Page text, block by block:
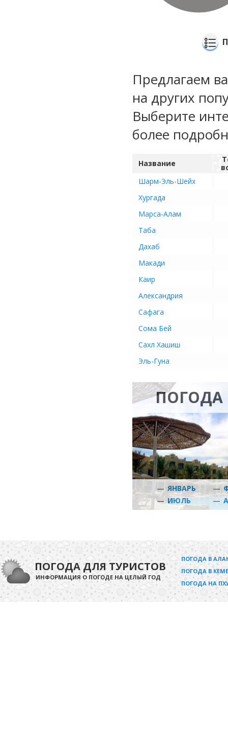
Предлагаем
на других
Выберите
более
Название
Шарм-Эль-Шейх
Хургада
Марса-Алам
Таба
Дахаб
Макади
Каир
Александрия
Сафага
Сома Бей
Сахл Хашиш
Эль-Гуна
ПОГОДА
— ЯНВАРЬ —
— ИЮЛЬ —
ПОГОДА ДЛЯ ТУРИСТОВ
ИНФОРМАЦИЯ О ПОГОДЕ НА ЦЕЛЫЙ ГОД
ПОГОДА В
ПОГОДА В
ПОГОДА НА